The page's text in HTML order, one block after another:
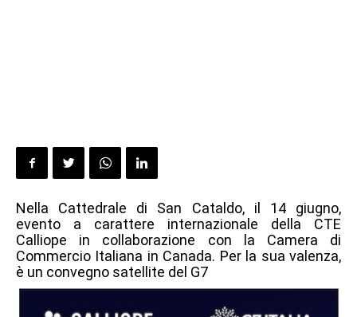
Nella Cattedrale di San Cataldo, il 14 giugno,
evento a carattere internazionale della CTE
Calliope in collaborazione con la Camera di
Commercio Italiana in Canada. Per la sua valenza,
è un convegno satellite del G7